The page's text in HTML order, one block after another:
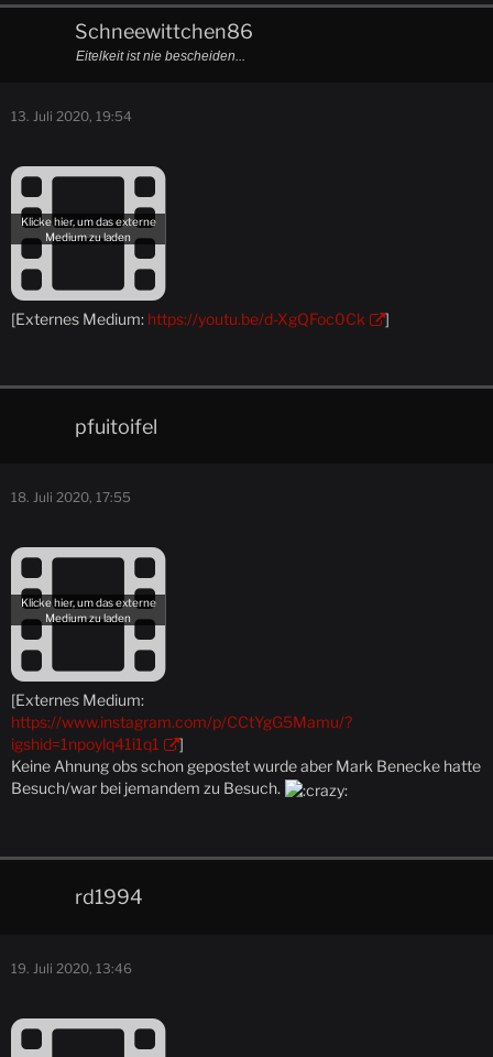
Schneewittchen86
Eitelkeit ist nie bescheiden...
13. Juli 2020, 19:54
[Externes Medium: https://youtu.be/d-XgQFoc0Ck ]
pfuitoifel
18. Juli 2020, 17:55
[Externes Medium:
https://www.instagram.com/p/CCtYgG5Mamu/?
igshid=1npoylq41i1q1
]
Keine Ahnung obs schon gepostet wurde aber Mark Benecke hatte
Besuch/war bei jemandem zu Besuch.
rd1994
19. Juli 2020, 13:46